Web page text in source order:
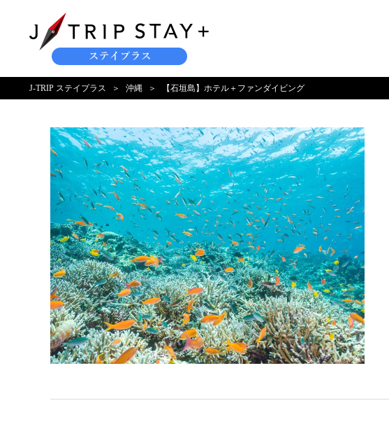
J-TRIP ステイプラス 沖縄 【石垣島】ホテル＋ファンダイビング